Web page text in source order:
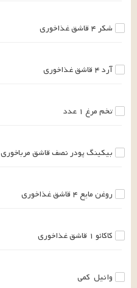
شکر ۴ قاشق غذاخوری
آرد۴ قاشق غذاخوری
تخم مرغ ۱ عدد
بیکینگ پودر نصفقاشق مرباخوری
روغن مایع ۴ قاشق غذاخوری
کاکائو ۱ قاشق غذاخوری
وانیل کمی